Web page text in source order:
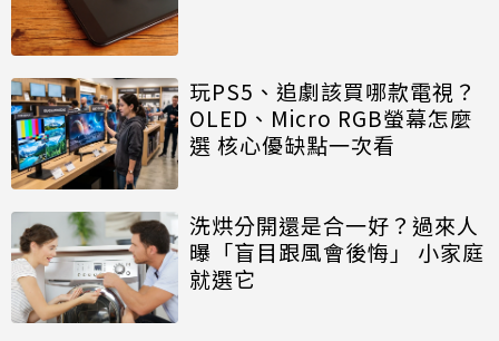
玩PS5、追劇該買哪款電視？
OLED、Micro RGB螢幕怎麼
選 核心優缺點一次看
洗烘分開還是合一好？過來人
曝「盲目跟風會後悔」 小家庭
就選它